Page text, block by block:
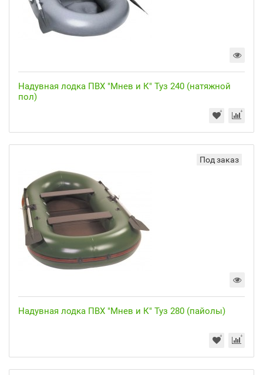
Надувная лодка ПВХ "Мнев и К" Туз 240 (натяжной
пол)
Под заказ
Надувная лодка ПВХ "Мнев и К" Туз 280 (пайолы)